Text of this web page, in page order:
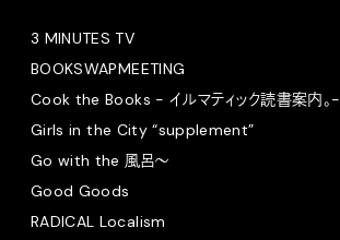
3 MINUTES TV
BOOKSWAPMEETING
Cook the Books - イルマティック読書案内。-
Girls in the City “supplement”
Go with the 風呂〜
Good Goods
RADICAL Localism